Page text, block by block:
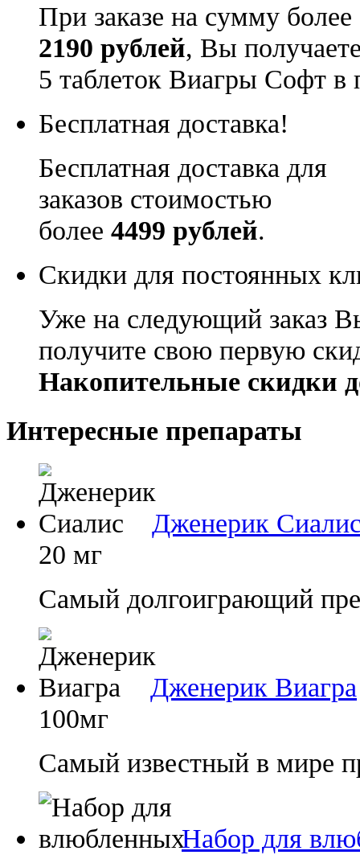
При заказе на сумму более
2190 рублей, Вы
5 таблеток Виагры Софт в
Бесплатная доставка!
Бесплатная доставка для
заказов стоимостью
более 4499 рублей.
Скидки для постоянных
Уже на следующий заказ
получите свою первую
Накопительные скидки
Интересные препараты
Дженерик
20 мг
Самый долгоиграющий
Дженерик Виагра
100мг
Самый известный в мире
Набор для